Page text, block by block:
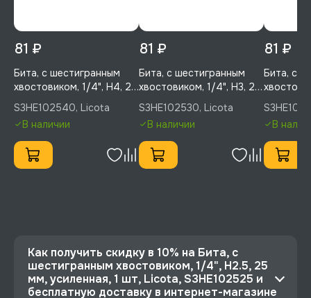
81 ₽
Бита, с шестигранным
хвостовиком, 1/4", H4, 25
мм, усиленная, 1 шт,
Licota, S3HE102540
S3HE102540, Licota
В наличии
81 ₽
Бита, с шестигранным
хвостовиком, 1/4", H3, 25
мм, усиленная, 1 шт,
Licota, S3HE102530
S3HE102530, Licota
В наличии
81 ₽
Бита, с
мм,
Licota,
В
Как получить скидку в 10% на Бита, с
шестигранным хвостовиком, 1/4", H2.5, 25
мм, усиленная, 1 шт, Licota, S3HE102525 и
бесплатную доставку в интернет-магазине